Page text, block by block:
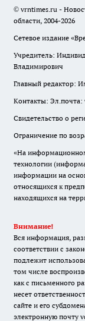
© vrntimes.ru -
области, 2004-2026
Сетевое издание
Учредитель:
Владимирович
Главный редактор:
Контакты: Эл.почта:
Свидетельство о
Ограничение по
«На
технологии
информации на
относящихся к
находящихся на
Внимание!
Вся информация,
соответствии с
подлежит
том числе
как с письменного
несет
сайте и его
электронную почту